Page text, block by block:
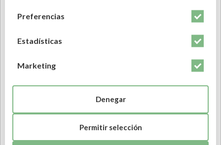
SALUD NATURAL
Preferencias
Estadísticas
Marketing
Denegar
Permitir selección